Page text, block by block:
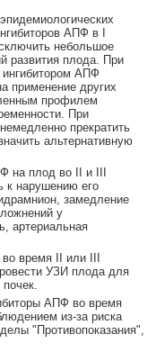
АПФ в I
небольшое
развития плода. При
ингибитором АПФ
применение других
профилем
При
прекратить
альтернативную
на плод во II и III
к нарушению его
замедление
у
артериальная
время II или III
УЗИ плода для
АПФ во время
из-за риска
"Противопоказания",